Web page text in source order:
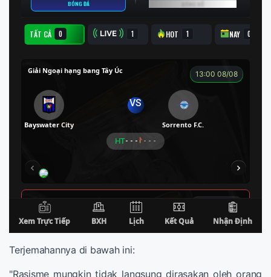
Terjemahannya di bawah ini:
"Rasisme mungkin tidak langsung dirasakan oleh orang